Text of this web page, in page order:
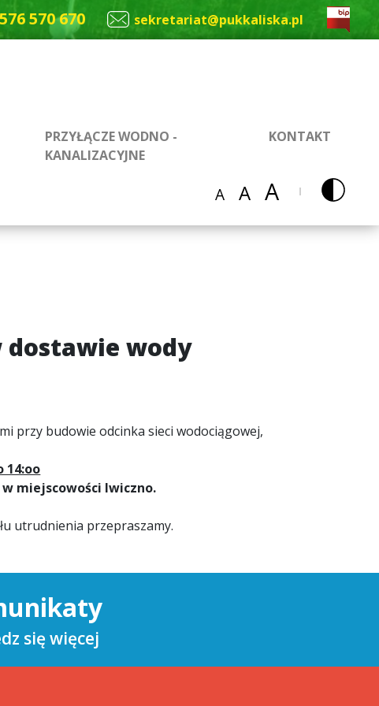
576 570 670 sekretariat@pukkaliska.pl
PRZYŁĄCZE WODNO -
KANALIZACYJNE
KONTAKT
A A A
dostawie wody
przy budowie odcinka sieci wodociągowej,
14:oo
miejscowości Iwiczno.
utrudnienia przepraszamy.
się więcej